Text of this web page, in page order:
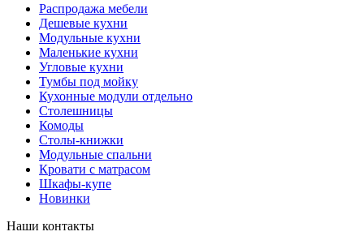
Распродажа мебели
Дешевые кухни
Модульные кухни
Маленькие кухни
Угловые кухни
Тумбы под мойку
Кухонные модули отдельно
Столешницы
Комоды
Столы-книжки
Модульные спальни
Кровати с матрасом
Шкафы-купе
Новинки
Наши контакты